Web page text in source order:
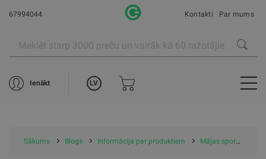
67994044 Kontakti Par mums
Ienākt LV
Sākums Blogs Informācija par produktiem Mājas sporta zāles iekārtošana